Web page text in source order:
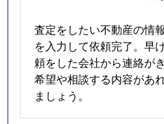
査定をしたい不動産の情
を入力して依頼完了。早
頼をした会社から連絡がき
希望や相談する内容があ
ましょう。